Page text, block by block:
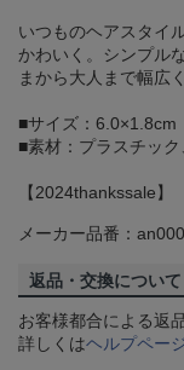
いつものヘアスタイ
かわいく。シンプル
まから大人まで幅広
■サイズ：6.0×1.8cm
■素材：プラスチック
【2024thankssale】
メーカー品番：
返品・交換について
お客様都合による返
詳しくはヘルプペー